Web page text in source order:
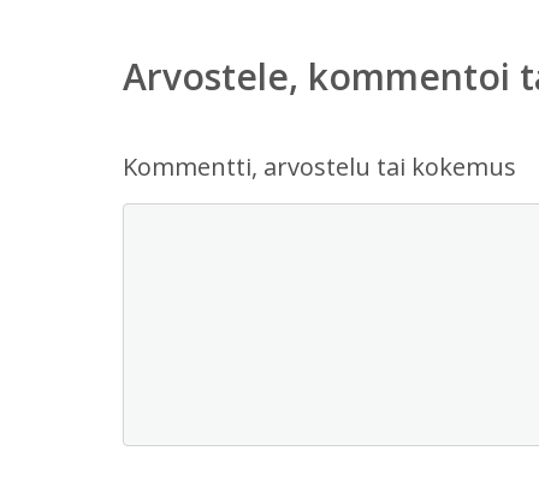
Arvostele, kommentoi
Kommentti, arvostelu tai kokemus